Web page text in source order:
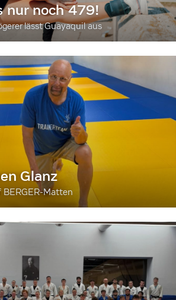
nur noch 479!
lässt Guayaquil aus
Glanz
Matten